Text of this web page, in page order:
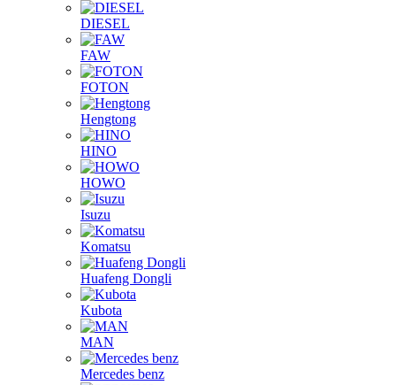
DIESEL
FAW
FOTON
Hengtong
HINO
HOWO
Isuzu
Komatsu
Huafeng Dongli
Kubota
MAN
Mercedes benz